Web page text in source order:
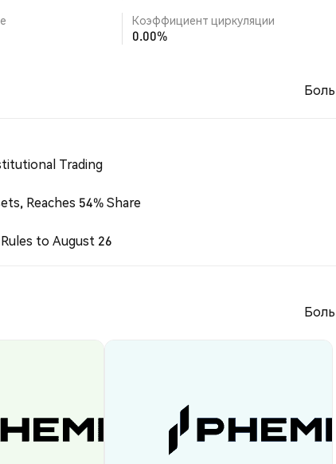
Коэффициент циркуляции
0.00%
Trading
Reaches 54% Share
to August 26